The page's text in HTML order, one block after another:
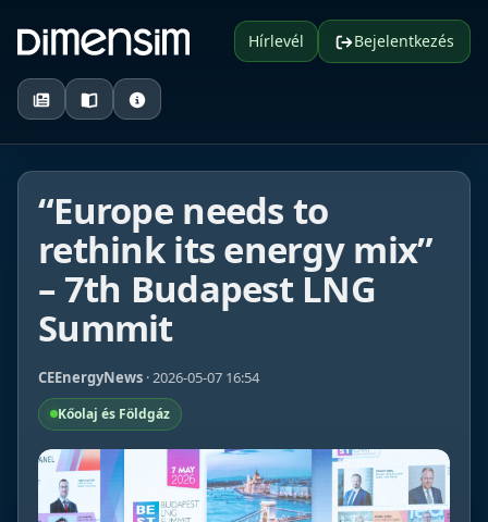
Hírlevél Bejelentkezés
“Europe needs to
rethink its energy mix”
– 7th Budapest LNG
Summit
CEEnergyNews · 2026-05-07 16:54
Kőolaj és Földgáz